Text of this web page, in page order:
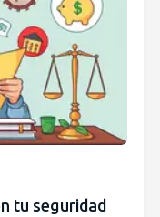
tu seguridad